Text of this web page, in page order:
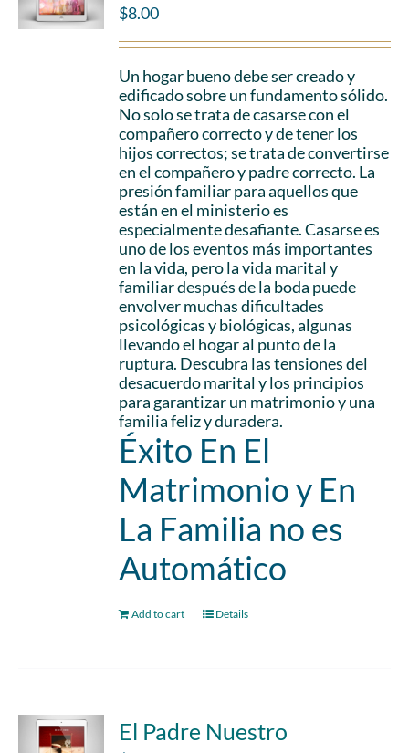
$8.00
Un hogar bueno debe ser creado y
edificado sobre un fundamento sólido.
No solo se trata de casarse con el
compañero correcto y de tener los
hijos correctos; se trata de convertirse
en el compañero y padre correcto. La
presión familiar para aquellos que
están en el ministerio es
especialmente desafiante. Casarse es
uno de los eventos más importantes
en la vida, pero la vida marital y
familiar después de la boda puede
envolver muchas dificultades
psicológicas y biológicas, algunas
llevando el hogar al punto de la
ruptura. Descubra las tensiones del
desacuerdo marital y los principios
para garantizar un matrimonio y una
familia feliz y duradera.
Éxito En El
Matrimonio y En
La Familia no es
Automático
Add to cart Details
El Padre Nuestro